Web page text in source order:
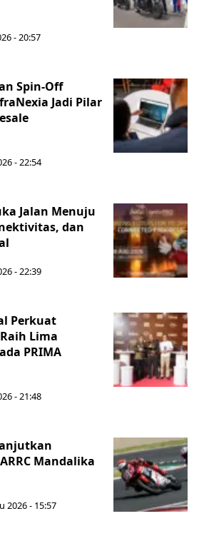
- 20:57
Spin-Off
Jadi Pilar
- 22:54
Jalan Menuju
dan
- 22:39
Perkuat
Lima
PRIMA
- 21:48
Mandalika
2026 - 15:57